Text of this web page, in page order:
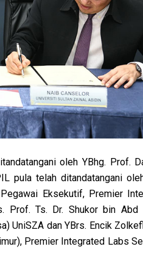
oleh YBhg. Prof.
pula telah ditandatangani
Eksekutif, Premier
Prof. Ts. Dr. Shukor bin Abd
UniSZA dan YBrs. Encik
Premier Integrated Labs